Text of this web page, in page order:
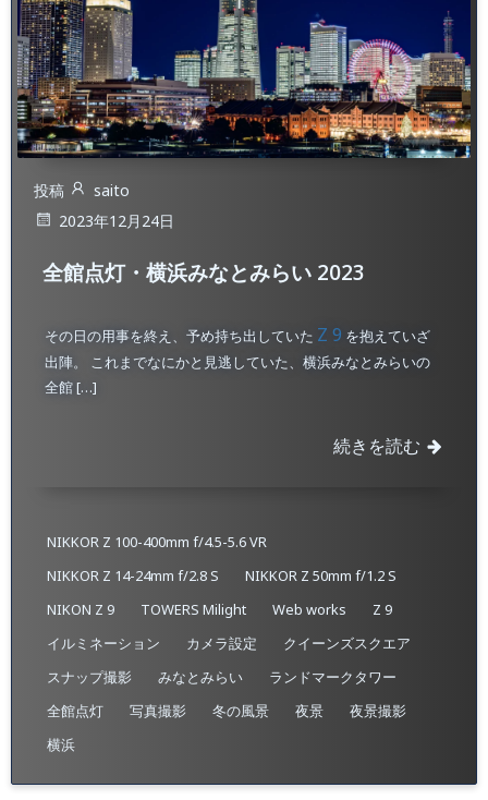
投稿
saito
2023年12月24日
全館点灯・横浜みなとみらい 2023
その日の用事を終え、予め持ち出していた Z 9 を抱えていざ
出陣。 これまでなにかと見逃していた、横浜みなとみらいの
全館 […]
続きを読む
NIKKOR Z 100-400mm f/4.5-5.6 VR
NIKKOR Z 14-24mm f/2.8 S
NIKKOR Z 50mm f/1.2 S
NIKON Z 9
TOWERS Milight Web works
Z 9
イルミネーション
カメラ設定
クイーンズスクエア
スナップ撮影
みなとみらい
ランドマークタワー
全館点灯
写真撮影 冬の風景 夜景
夜景撮影
横浜